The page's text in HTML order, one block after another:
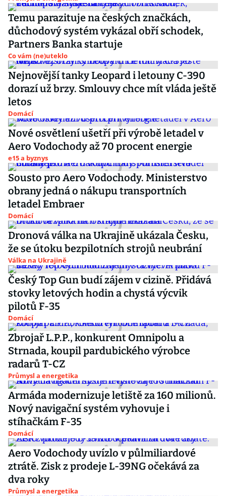
Temu parazituje na českých značkách,
důchodový systém vykázal obří schodek,
Partners Banka startuje
Co vám (ne)uteklo
Nejnovější tanky Leopard i letouny C-390
dorazí už brzy. Smlouvy chce mít vláda ještě
letos
Domácí
Nové osvětlení ušetří při výrobě letadel v
Aero Vodochody až 70 procent energie
e15 a byznys
Sousto pro Aero Vodochody. Ministerstvo
obrany jedná o nákupu transportních
letadel Embraer
Domácí
Dronová válka na Ukrajině ukázala Česku,
že se útoku bezpilotních strojů neubrání
Válka na Ukrajině
Český Top Gun budí zájem v cizině. Přidává
stovky letových hodin a chystá výcvik
pilotů F-35
Domácí
Zbrojař L.P.P., konkurent Omnipolu a
Strnada, koupil pardubického výrobce
radarů T-CZ
Průmysl a energetika
Armáda modernizuje letiště za 160 milionů.
Nový navigační systém vyhovuje i
stíhačkám F-35
Domácí
Aero Vodochody uvízlo v půlmiliardové
ztrátě. Zisk z prodeje L-39NG očekává za
dva roky
Průmysl a energetika